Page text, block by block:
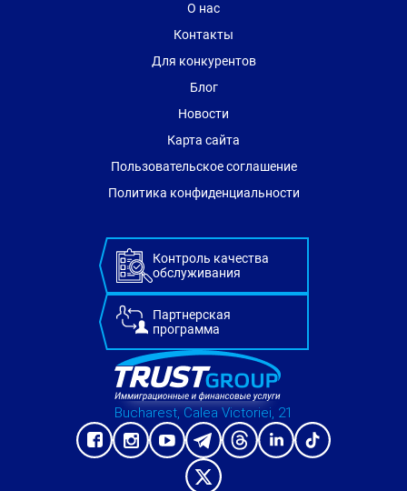
О нас
Контакты
Для конкурентов
Блог
Новости
Карта сайта
Пользовательское соглашение
Политика конфиденциальности
Bucharest, Calea Victoriei, 21
Контроль качества
обслуживания
Партнерская
программа